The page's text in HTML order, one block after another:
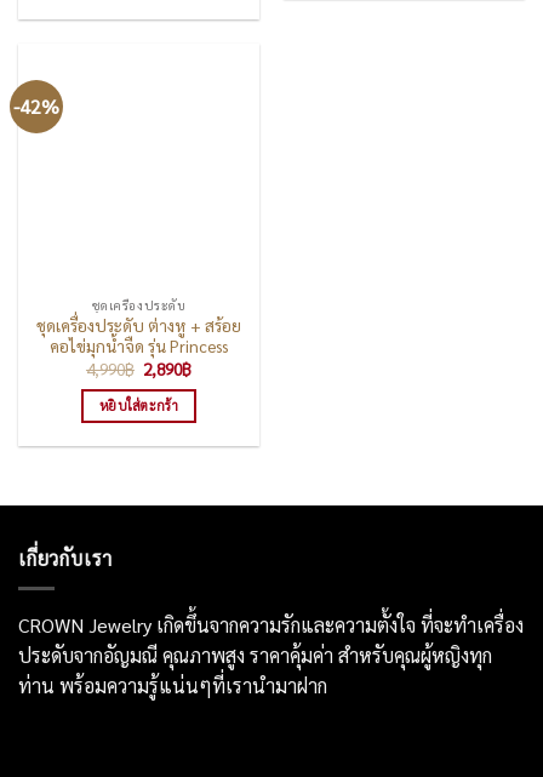
-42%
ชุดเครื่องประดับ
ชุดเครื่องประดับ ต่างหู + สร้อย
คอไข่มุกน้ำจืด รุ่น Princess
4,990฿ Original
price
was:
4,990฿.
2,890฿Current
is:
หยิบใส่ตะกร้า
เกี่ยวกับเรา
CROWN Jewelry เกิดขึ้นจากความรักและความตั้งใจ ที่จะทำเครื่อง
ประดับจากอัญมณี คุณภาพสูง ราคาคุ้มค่า สำหรับคุณผู้หญิงทุก
ท่าน พร้อมความรู้แน่นๆที่เรานำมาฝาก